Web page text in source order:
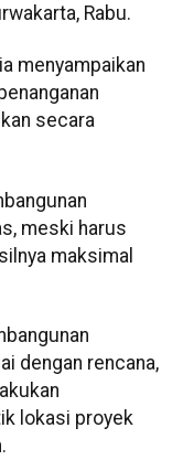
Rabu.
menyampaikan
secara
meski harus
maksimal
dengan rencana,
lokasi proyek